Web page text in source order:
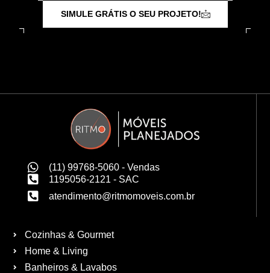
SIMULE GRÁTIS O SEU PROJETO!
(11) 99768-5060 - Vendas
1195056-2121 - SAC
atendimento@ritmomoveis.com.br
Cozinhas & Gourmet
Home & Living
Banheiros & Lavabos